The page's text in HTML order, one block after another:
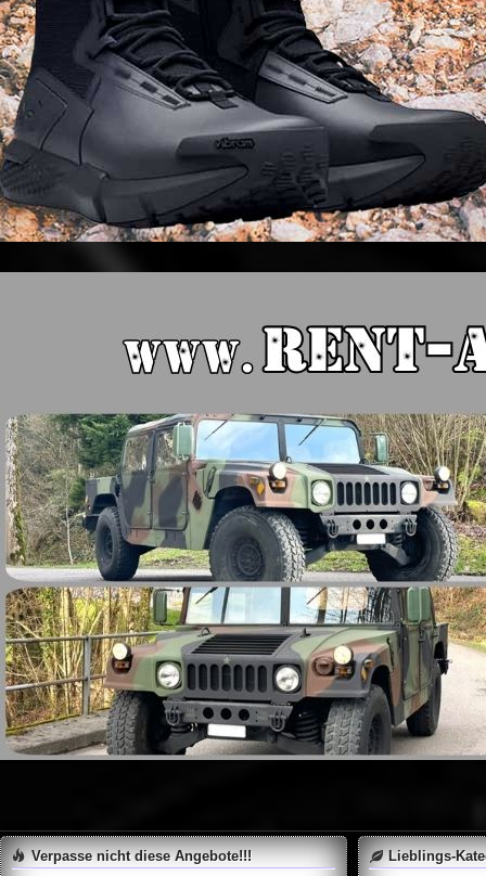
Verpasse nicht diese Angebote!!! Lieblings-